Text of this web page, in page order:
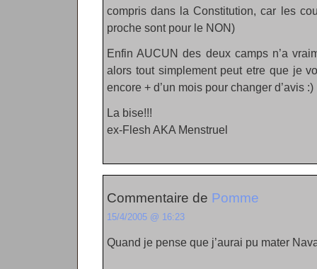
compris dans la Constitution, car les
proche sont pour le NON)
Enfin AUCUN des deux camps n’a
alors tout simplement peut etre que je
encore + d’un mois pour changer d’avis :)
La bise!!!
ex-Flesh AKA Menstruel
Commentaire de Pomme
15/4/2005 @ 16:23
Quand je pense que j’aurai pu mater